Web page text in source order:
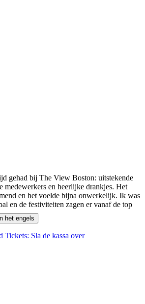
gehad bij The View Boston: uitstekende
medewerkers en heerlijke drankjes. Het
en het voelde bijna onwerkelijk. Ik was
en de festiviteiten zagen er vanaf de top
het engels
Tickets: Sla de kassa over